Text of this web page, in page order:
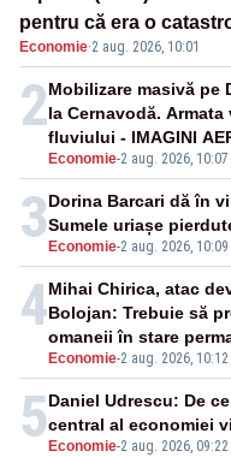
pentru că era o
pensii
Economie·2 aug. 2026, 10:01
2
Economie-2 aug. 2026, 10:07
Mobilizare masivă pe
la Cernavodă.
fluviului - IMAGINI
3 Economie-2 aug. 2026, 10:09
Dorina Barcari dă în
Sumele uriașe
4
Economie-2 aug. 2026, 10:12
Mihai Chirica, atac
Bolojan: Trebuie să
omaneii în stare
5 Economie-2 aug. 2026, 09:22
Daniel Udrescu: De
central al economiei